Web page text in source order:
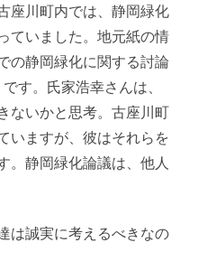
座川町内では、静岡緑化
ていました。地元紙の情
の静岡緑化に関する討論
す。氏家浩幸さんは、
ないかと思考。古座川町
いますが、彼はそれらを
。静岡緑化論議は、他人
は誠実に考えるべきなの